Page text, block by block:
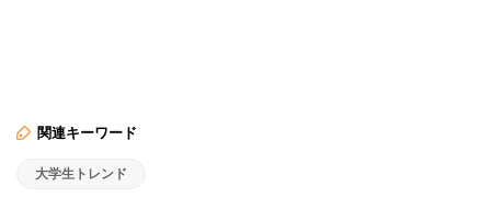
関連キーワード
大学生トレンド